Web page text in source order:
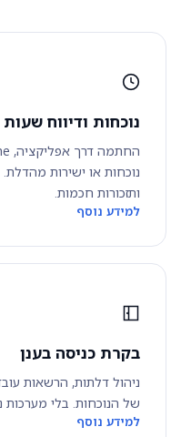
נוכחות ודיווח שעות
ותזכורות חכמות.
למידע נוסף
בקרת כניסה בענן
ניהול דלתות, הרשאות
של הנוכחות. בלי מערכות
למידע נוסף